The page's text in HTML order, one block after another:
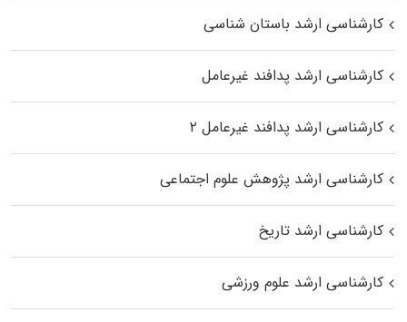
کارشناسی ارشد باستان شناسی
کارشناسی ارشد پدافند غیرعامل
کارشناسی ارشد پدافند غیرعامل ۲
کارشناسی ارشد پژوهش علوم اجتماعی
کارشناسی ارشد تاریخ
کارشناسی ارشد علوم ورزشی